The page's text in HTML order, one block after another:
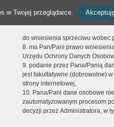
w Twojej przeglądarce.
do wniesienia sprzeciwu wobec
8. ma Pan/Pani prawo
Urzędu Ochrony Danych
9. podanie przez Pana/Panią
jest fakultatywne (dobrowolne)
strony internetowej,
10. Pana/Pani dane osobowe
zautomatyzowanym procesom
decyzji przez Administratora, w